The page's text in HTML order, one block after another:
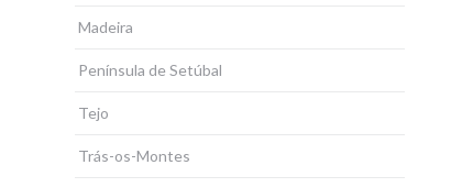
Madeira
Península de Setúbal
Tejo
Trás-os-Montes